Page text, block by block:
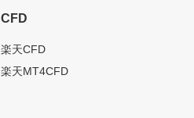
CFD
楽天CFD
楽天MT4CFD